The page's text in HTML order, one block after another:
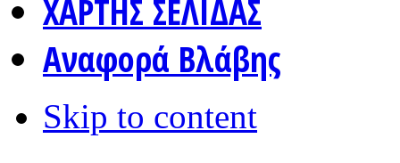
ΧΑΡΤΗΣ ΣΕΛΙΔΑΣ
Αναφορά Βλάβης
Skip to content